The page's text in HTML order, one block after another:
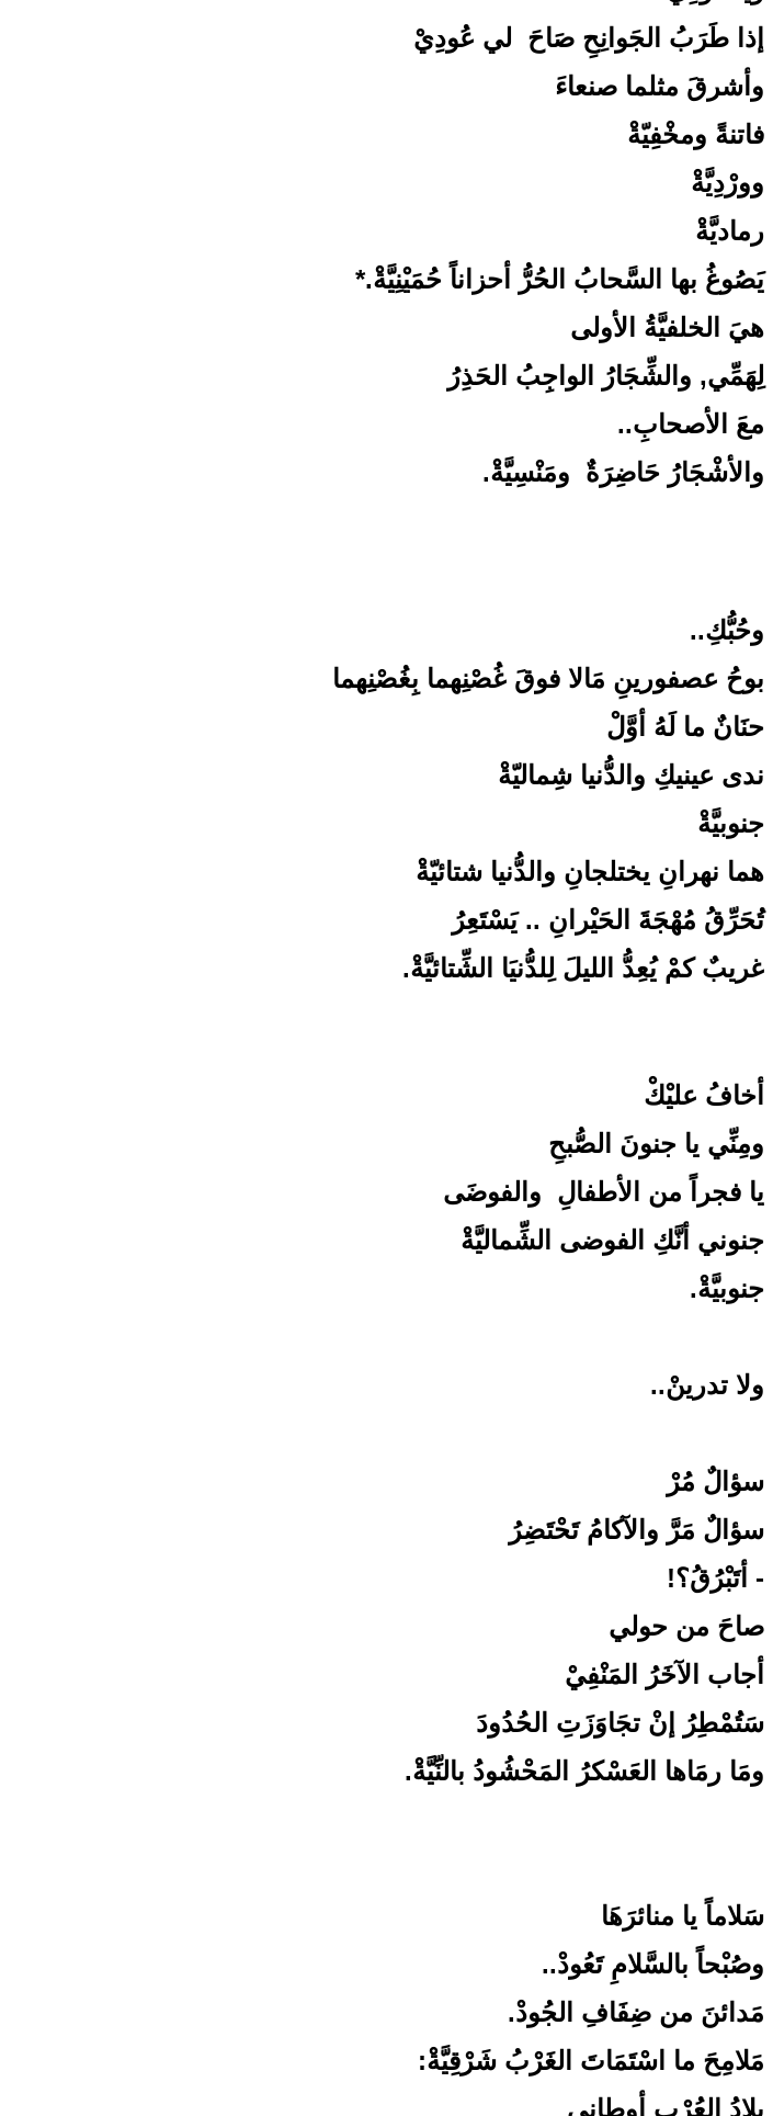
إذا طَرَبُ الجَوانِحِ صَاحَ لي عُودِيْ
وأشرقَ مثلما صنعاءَ
فاتنةً ومخْفِيّةْ
وورْدِيَّةْ
رماديَّةْ
يَصُوغُ بها السَّحابُ الحُرُّ أحزاناً حُمَيْنِيَّةْ.*
هيَ الخلفيَّةُ الأولى
لِهَمِّي, والشِّجَارُ الواجِبُ الحَذِرُ
معَ الأصحابِ..
والأشْجَارُ حَاضِرَةٌ ومَنْسِيَّةْ.
وحُبُّكِ..
بوحُ عصفورينِ مَالا فوقَ غُصْنِهما بِغُصْنِهما
حنَانٌ ما لَهُ أوَّلْ
ندى عينيكِ والدُّنيا شِماليّةْ
جنوبيَّةْ
هما نهرانِ يختلجانِ والدُّنيا شتائيّةْ
تُحَرِّقُ مُهْجَةَ الحَيْرانِ .. يَسْتَعِرُ
غريبٌ كمْ يُعِدُّ الليلَ لِلدُّنيَا الشِّتائيَّةْ.
أخافُ عليْكْ
ومِنِّي يا جنونَ الصُّبحِ
يا فجراً من الأطفالِ والفوضَى
جنوني أنَّكِ الفوضى الشِّماليَّةْ
جنوبيَّةْ.
ولا تدرينْ..
سؤالٌ مُرْ
سؤالٌ مَرَّ والآكامُ تَحْتَضِرُ
- أتَبْرُقُ؟!
صاحَ من حولي
أجاب الآخَرُ المَنْفِيْ
سَتُمْطِرُ إنْ تجَاوَزَتِ الحُدُودَ
ومَا رمَاها العَسْكرُ المَحْشُودُ بالنِّيَّةْ.
سَلاماً يا منائرَهَا
وصُبْحاً بالسَّلامِ تَعُودْ..
مَدائنَ من ضِفَافِ الجُودْ.
مَلامِحَ ما اسْتَمَاتَ الغَرْبُ شَرْقِيَّةْ:
بلادُ العُرْبِ أوطاني